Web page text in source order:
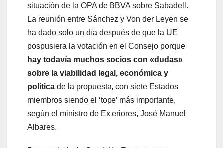
situación de la OPA de BBVA sobre Sabadell.
La reunión entre Sánchez y Von der Leyen se
ha dado solo un día después de que la UE
pospusiera la votación en el Consejo porque
hay todavía muchos socios con «dudas»
sobre la viabilidad legal, económica y
política de la propuesta, con siete Estados
miembros siendo el ‘tope’ más importante,
según el ministro de Exteriores, José Manuel
Albares.